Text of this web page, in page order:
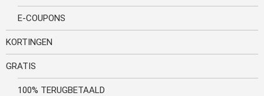
E-COUPONS
KORTINGEN
GRATIS
100% TERUGBETAALD